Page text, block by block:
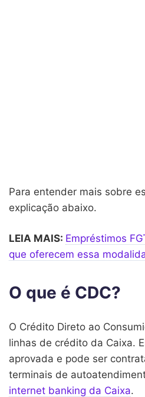
Para entender mais sobre
explicação abaixo.
LEIA MAIS: Empréstimos
que oferecem essa
O que é CDC?
O Crédito Direto ao
linhas de crédito da Caixa.
aprovada e pode ser
terminais de
internet banking da Caixa.